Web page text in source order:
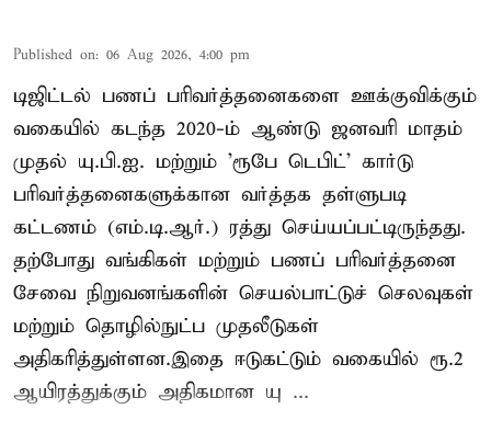
Published on: 06 Aug 2026, 4:00 pm
டிஜிட்டல் பணப் பரிவர்த்தனைகளை ஊக்குவிக்கும்
வகையில் கடந்த 2020-ம் ஆண்டு ஜனவரி மாதம்
முதல் யு.பி.ஐ. மற்றும் 'ரூபே டெபிட்' கார்டு
பரிவர்த்தனைகளுக்கான வர்த்தக தள்ளுபடி
கட்டணம் (எம்.டி.ஆர்.) ரத்து செய்யப்பட்டிருந்தது.
தற்போது வங்கிகள் மற்றும் பணப் பரிவர்த்தனை
சேவை நிறுவனங்களின் செயல்பாட்டுச் செலவுகள்
மற்றும் தொழில்நுட்ப முதலீடுகள்
அதிகரித்துள்ளன.இதை ஈடுகட்டும் வகையில் ரூ.2
ஆயிரத்துக்கும் அதிகமான யு ...